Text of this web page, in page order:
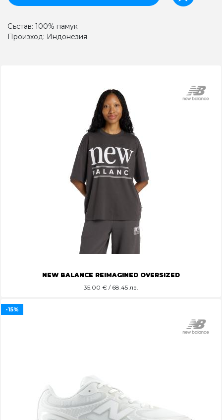
Състав: 100% памук
Произход: Индонезия
NEW BALANCE REIMAGINED OVERSIZED
35.00 € / 68.45 лв.
-15%